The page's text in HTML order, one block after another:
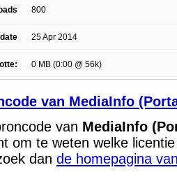
800
25 Apr 2014
0 MB (0:00 @ 56k)
van MediaInfo
van MediaInfo
om te weten welke
dan de homepagina